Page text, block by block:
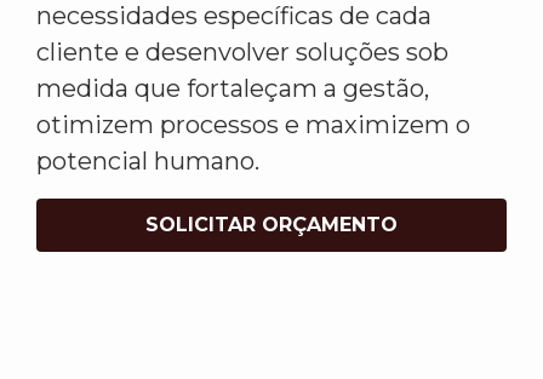
necessidades específicas de cada
cliente e desenvolver soluções sob
medida que fortaleçam a gestão,
otimizem processos e maximizem o
potencial humano.
SOLICITAR ORÇAMENTO